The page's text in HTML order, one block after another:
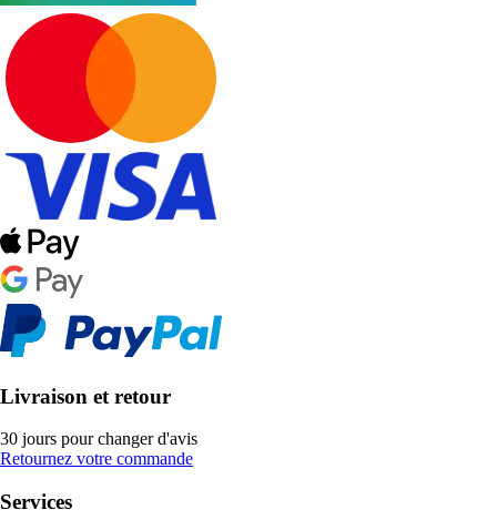
Livraison et retour
30 jours pour changer d'avis
Retournez votre commande
Services